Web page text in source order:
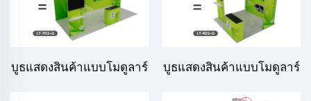
บูธแสดงสินค้าแบบโมดูลาร์
บูธแสดงสินค้าแบบโมดูลาร์